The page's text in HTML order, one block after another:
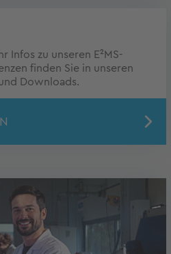
Infos zu unseren E²MS-
finden Sie in unseren
Downloads.